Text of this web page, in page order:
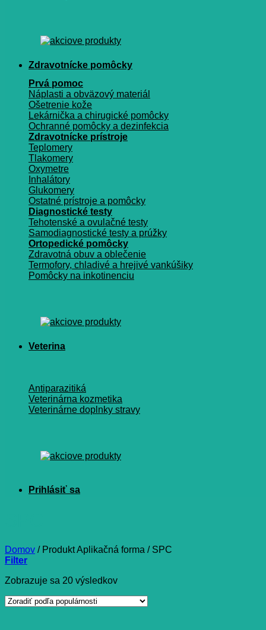
Zdravotnícke pomôcky
Prvá pomoc
Náplasti a obväzový materiál
Ošetrenie kože
Lekárnička a chirugické pomôcky
Ochranné pomôcky a dezinfekcia
Zdravotnícke prístroje
Teplomery
Tlakomery
Oxymetre
Inhalátory
Glukomery
Ostatné prístroje a pomôcky
Diagnostické testy
Tehotenské a ovulačné testy
Samodiagnostické testy a prúžky
Ortopedické pomôcky
Zdravotná obuv a oblečenie
Termofory, chladivé a hrejivé vankúšiky
Pomôcky na inkotinenciu
Veterina
Antiparazitiká
Veterinárna kozmetika
Veterinárne doplnky stravy
Domov /Produkt Aplikačná forma /SPC
Filter
Zobrazuje sa 20 výsledkovZoradené
popularity